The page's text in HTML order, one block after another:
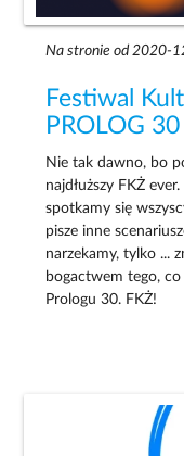
Na stronie od 2020-
Festiwal
PROLOG
Nie tak dawno, bo
najdłuższy FKŻ
spotkamy się
pisze inne
narzekamy, tylko ...
bogactwem tego,
Prologu 30. FKŻ!